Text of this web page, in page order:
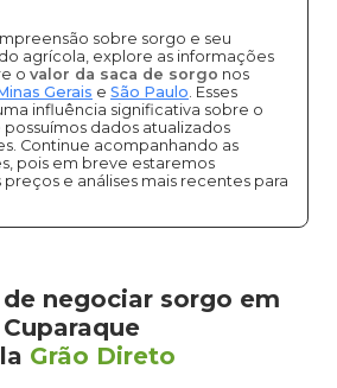
sobre sorgo e seu
agrícola, explore as informações
o valor da saca de sorgo nos
Gerais e São Paulo. Esses
influência significativa sobre o
possuímos dados atualizados
Continue acompanhando as
pois em breve estaremos
e análises mais recentes para
negociar sorgo em
Cuparaque
Grão Direto